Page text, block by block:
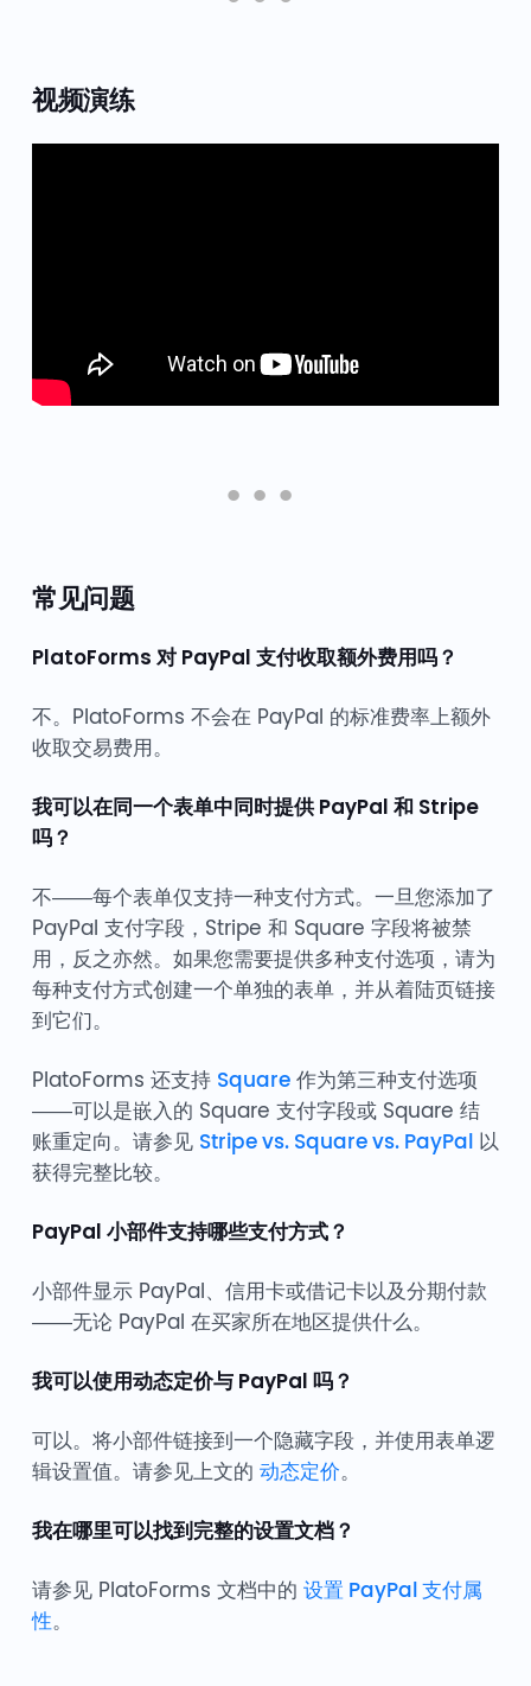
视频演练
常见问题
PlatoForms 对 PayPal 支付收取额外费用吗？
不。PlatoForms 不会在 PayPal 的标准费率上额外
收取交易费用。
我可以在同一个表单中同时提供 PayPal 和 Stripe
吗？
不——每个表单仅支持一种支付方式。一旦您添加了
PayPal 支付字段，Stripe 和 Square 字段将被禁
用，反之亦然。如果您需要提供多种支付选项，请为
每种支付方式创建一个单独的表单，并从着陆页链接
到它们。
PlatoForms 还支持 Square作为第三种支付选项
——可以是嵌入的 Square 支付字段或 Square 结
账重定向。请参见 Stripe vs. Square vs. PayPal以
获得完整比较。
PayPal 小部件支持哪些支付方式？
小部件显示 PayPal、信用卡或借记卡以及分期付款
——无论 PayPal 在买家所在地区提供什么。
我可以使用动态定价与 PayPal 吗？
可以。将小部件链接到一个隐藏字段，并使用表单逻
辑设置值。请参见上文的 动态定价。
我在哪里可以找到完整的设置文档？
请参见 PlatoForms 文档中的 设置 PayPal 支付属
性。